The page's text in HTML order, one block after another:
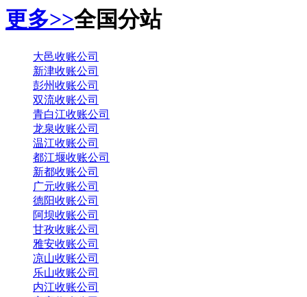
更多>>全国分站
大邑收账公司
新津收账公司
彭州收账公司
双流收账公司
青白江收账公司
龙泉收账公司
温江收账公司
都江堰收账公司
新都收账公司
广元收账公司
德阳收账公司
阿坝收账公司
甘孜收账公司
雅安收账公司
凉山收账公司
乐山收账公司
内江收账公司